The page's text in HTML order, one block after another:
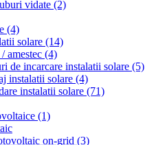
vidate (2)
(4)
solare (14)
amestec (4)
de incarcare instalatii solare (5)
instalatii solare (4)
instalatii solare (71)
(1)
on-grid (3)